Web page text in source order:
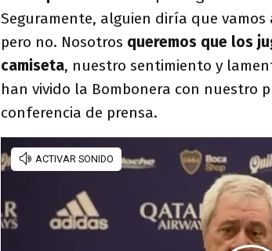
Seguramente, alguien diría que
pero no. Nosotros queremos que los
camiseta, nuestro sentimiento y
han vivido la Bombonera con nuestro
conferencia de prensa.